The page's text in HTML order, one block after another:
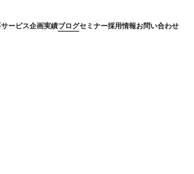
サービス企画実績ブログセミナー採用情報お問い合わせ